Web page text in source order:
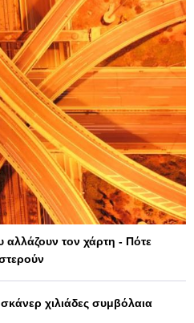
τον χάρτη - Πότε
χιλιάδες συμβόλαια